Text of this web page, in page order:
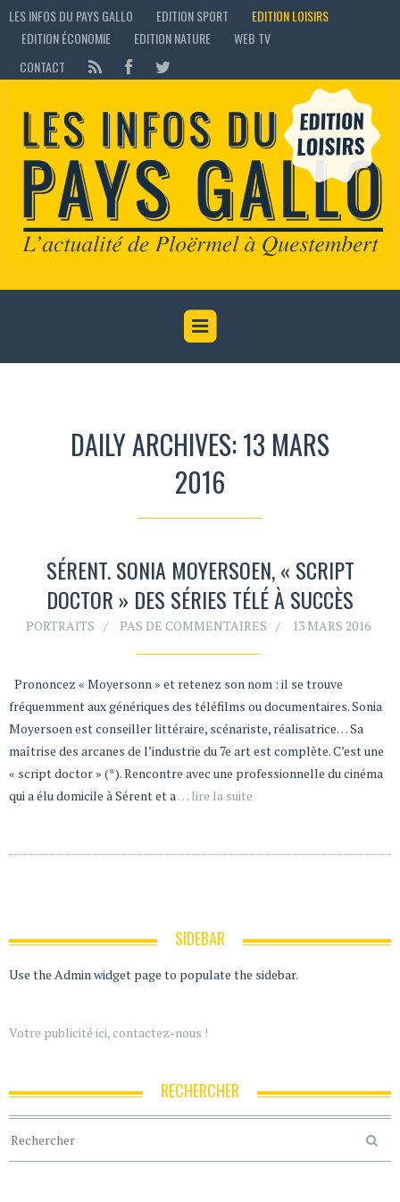
LES INFOS DU PAYS GALLO EDITION SPORT
EDITION LOISIRS
EDITION ÉCONOMIE
EDITION NATURE
WEB TV
CONTACT
DAILY ARCHIVES: 13 MARS
2016
SÉRENT. SONIA MOYERSOEN, « SCRIPT
DOCTOR » DES SÉRIES TÉLÉ À SUCCÈS
PORTRAITS PAS DE COMMENTAIRES 13 MARS 2016
Prononcez « Moyersonn » et retenez son nom : il se trouve
fréquemment aux génériques des téléfilms ou documentaires. Sonia
Moyersoen est conseiller littéraire, scénariste, réalisatrice… Sa
maîtrise des arcanes de l’industrie du 7e art est complète. C’est une
« script doctor » (*). Rencontre avec une professionnelle du cinéma
qui a élu domicile à Sérent et a… lire la suite
SIDEBAR
Use the Admin widget page to populate the sidebar.
Votre publicité ici, contactez-nous !
RECHERCHER